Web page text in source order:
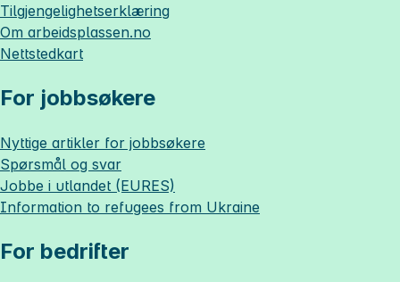
Tilgjengelighetserklæring
Om arbeidsplassen.no
Nettstedkart
For jobbsøkere
Nyttige artikler for jobbsøkere
Spørsmål og svar
Jobbe i utlandet (EURES)
Information to refugees from Ukraine
For bedrifter